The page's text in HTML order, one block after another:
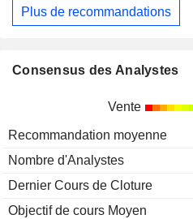
Plus de recommandations
Consensus des Analystes
Vente
Recommandation moyenne
Nombre d'Analystes
Dernier Cours de Cloture
Objectif de cours Moyen